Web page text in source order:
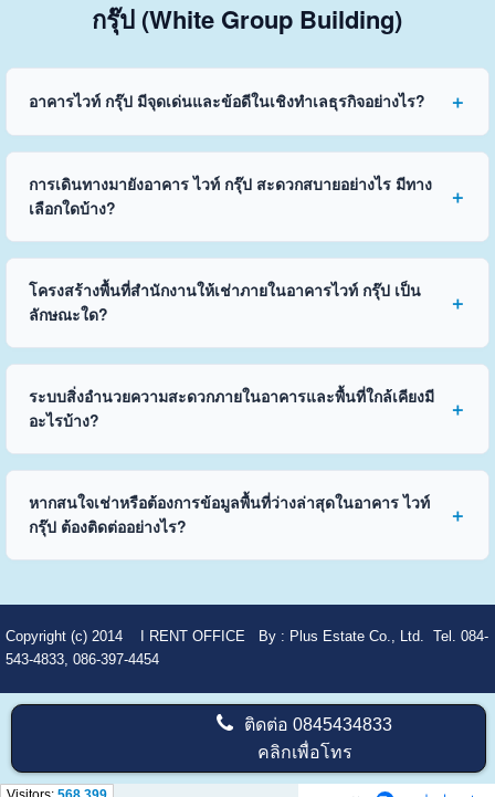
กรุ๊ป (White Group Building)
อาคารไวท์ กรุ๊ป มีจุดเด่นและข้อดีในเชิงทำเลธุรกิจอย่างไร?
การเดินทางมายังอาคาร ไวท์ กรุ๊ป สะดวกสบายอย่างไร มีทาง
เลือกใดบ้าง?
โครงสร้างพื้นที่สำนักงานให้เช่าภายในอาคารไวท์ กรุ๊ป เป็น
ลักษณะใด?
ระบบสิ่งอำนวยความสะดวกภายในอาคารและพื้นที่ใกล้เคียงมี
อะไรบ้าง?
หากสนใจเช่าหรือต้องการข้อมูลพื้นที่ว่างล่าสุดในอาคาร ไวท์
กรุ๊ป ต้องติดต่ออย่างไร?
Copyright (c) 2014 I RENT OFFICE By : Plus Estate Co., Ltd. Tel. 084-
543-4833, 086-397-4454
ติดต่อ0845434833
คลิกเพื่อโทร